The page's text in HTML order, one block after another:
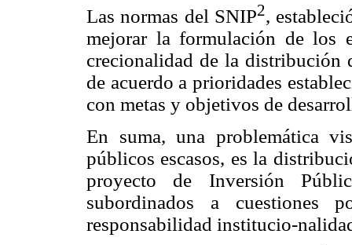
Las normas del SNIP2,
mejorar la formulación de los
crecionalidad de la distribución
de acuerdo a prioridades
con metas y objetivos de
En suma, una problemática
públicos escasos, es la
proyecto de Inversión
subordinados a cuestiones
responsabilidad institucio-